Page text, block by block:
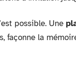
possible. Une
la